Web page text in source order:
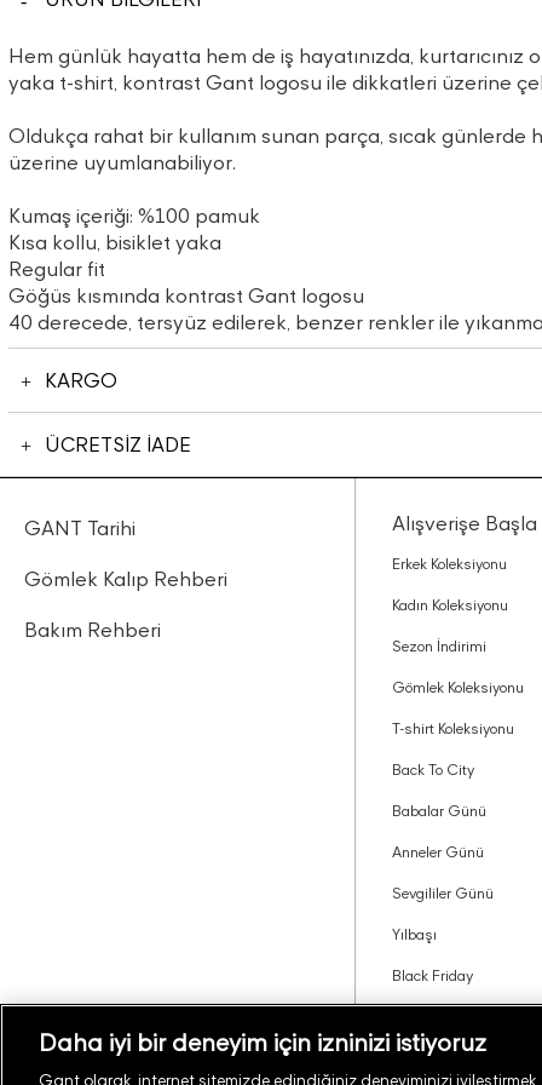
Hem günlük hayatta hem de iş hayatınızda,
yaka t-shirt, kontrast Gant logosu ile dikkatleri üzerine
Oldukça rahat bir kullanım sunan parça, sıcak günlerde
üzerine uyumlanabiliyor.
Kumaş içeriği: %100 pamuk
Kısa kollu, bisiklet yaka
Regular fit
Göğüs kısmında kontrast Gant logosu
40 derecede, tersyüz edilerek, benzer renkler ile
KARGO
ÜCRETSİZ İADE
GANT Tarihi
Gömlek Kalıp Rehberi
Bakım Rehberi
Alışverişe Başla
Erkek Koleksiyonu
Kadın Koleksiyonu
Sezon İndirimi
Gömlek Koleksiyonu
T-shirt Koleksiyonu
Back To City
Babalar Günü
Anneler Günü
Sevgililer Günü
Yılbaşı
Black Friday
Daha iyi bir deneyim için izninizi istiyoruz
Gant olarak, internet sitemizde edindiğiniz deneyiminizi